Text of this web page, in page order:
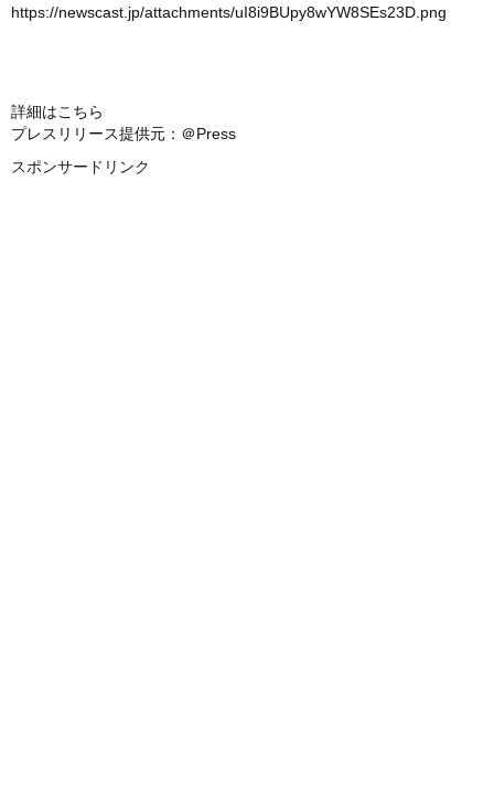
https://newscast.jp/attachments/uI8i9BUpy8wYW8SEs23D.png
詳細はこちら
プレスリリース提供元：＠Press
スポンサードリンク